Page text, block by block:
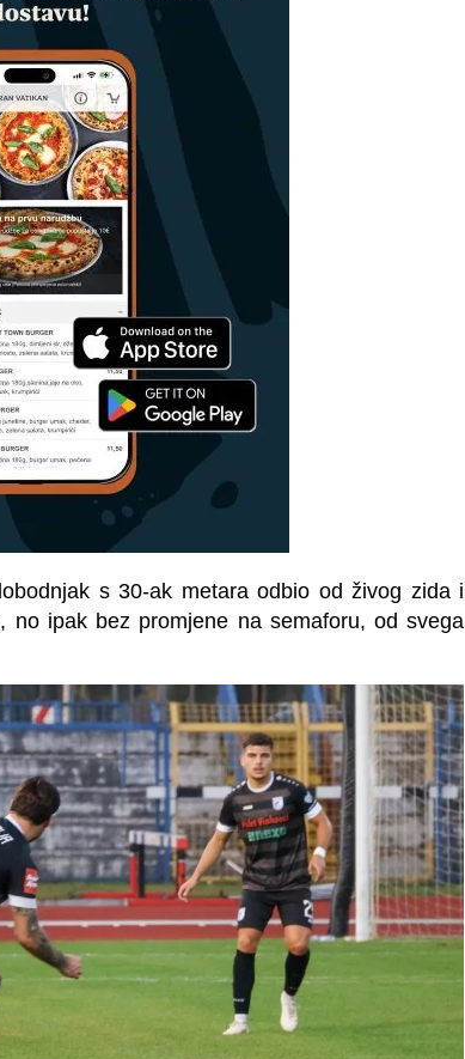
s 30-ak metara odbio od živog zida i
no ipak bez promjene na semaforu, od svega